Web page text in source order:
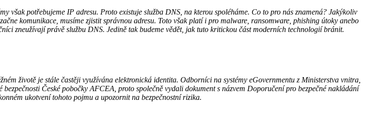
však potřebujeme IP adresu. Proto existuje služba DNS, na kterou spoléháme. Co to pro nás znamená? Jakýkoliv
komunikace, musíme zjistit správnou adresu. Toto však platí i pro malware, ransomware, phishing útoky anebo
zneužívají právě službu DNS. Jedině tak budeme vědět, jak tuto kritickou část moderních technologií bránit.
životě je stále častěji využívána elektronická identita. Odborníci na systémy eGovernmentu z Ministerstva vnitra,
České pobočky AFCEA, proto společně vydali dokument s názvem Doporučení pro bezpečné nakládání
ukotvení tohoto pojmu a upozornit na bezpečnostní rizika.